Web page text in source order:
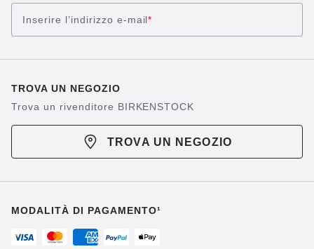
Inserire l’indirizzo e-mail*
TROVA UN NEGOZIO
Trova un rivenditore BIRKENSTOCK
TROVA UN NEGOZIO
MODALITÀ DI PAGAMENTO¹